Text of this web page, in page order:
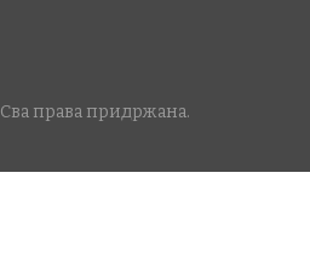
Сва права придржана.